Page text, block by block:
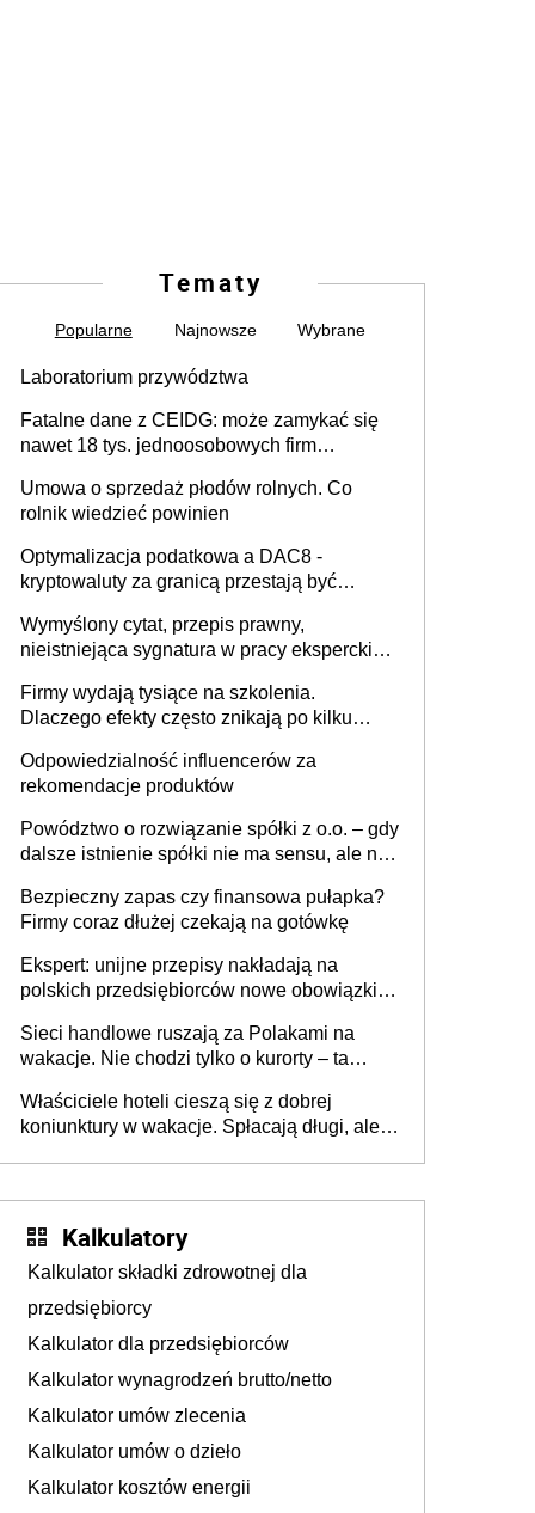
Tematy
Popularne Najnowsze Wybrane
Laboratorium przywództwa
Fatalne dane z CEIDG: może zamykać się
nawet 18 tys. jednoosobowych firm
Umowa o sprzedaż płodów rolnych. Co
rolnik wiedzieć powinien
Optymalizacja podatkowa a DAC8 -
kryptowaluty za granicą przestają być
Wymyślony cytat, przepis prawny,
nieistniejąca sygnatura w pracy eksperckiej -
firmie
Firmy wydają tysiące na szkolenia.
Dlaczego efekty często znikają po kilku
Odpowiedzialność influencerów za
rekomendacje produktów
Powództwo o rozwiązanie spółki z o.o. – gdy
dalsze istnienie spółki nie ma sensu, ale nie
Bezpieczny zapas czy finansowa pułapka?
Firmy coraz dłużej czekają na gotówkę
Ekspert: unijne przepisy nakładają na
polskich przedsiębiorców nowe obowiązki w
Sieci handlowe ruszają za Polakami na
wakacje. Nie chodzi tylko o kurorty – ta
tam, gdzie wielu spędzi urlop po cichu
Właściciele hoteli cieszą się z dobrej
koniunktury w wakacje. Spłacają długi, ale
Kalkulatory
Kalkulator składki zdrowotnej dla
przedsiębiorcy
Kalkulator dla przedsiębiorców
Kalkulator wynagrodzeń brutto/netto
Kalkulator umów zlecenia
Kalkulator umów o dzieło
Kalkulator kosztów energii